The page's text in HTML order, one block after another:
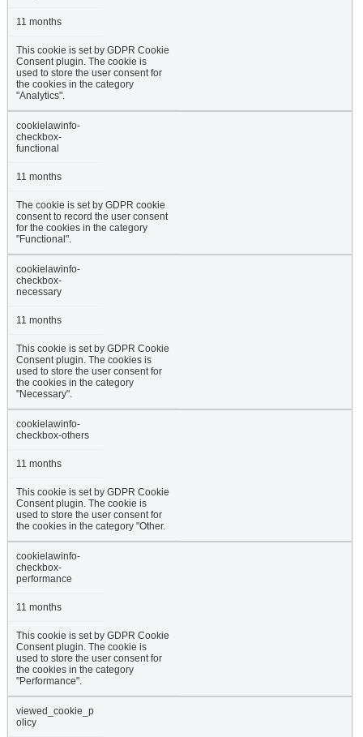
11 months
This cookie is set by GDPR Cookie
Consent plugin. The cookie is
used to store the user consent for
the cookies in the category
"Analytics".
cookielawinfo-
checkbox-
functional
11 months
The cookie is set by GDPR cookie
consent to record the user consent
for the cookies in the category
"Functional".
cookielawinfo-
checkbox-
necessary
11 months
This cookie is set by GDPR Cookie
Consent plugin. The cookies is
used to store the user consent for
the cookies in the category
"Necessary".
cookielawinfo-
checkbox-others
11 months
This cookie is set by GDPR Cookie
Consent plugin. The cookie is
used to store the user consent for
the cookies in the category "Other.
cookielawinfo-
checkbox-
performance
11 months
This cookie is set by GDPR Cookie
Consent plugin. The cookie is
used to store the user consent for
the cookies in the category
"Performance".
viewed_cookie_p
olicy